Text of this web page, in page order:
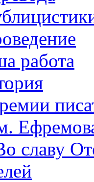
работа
славу